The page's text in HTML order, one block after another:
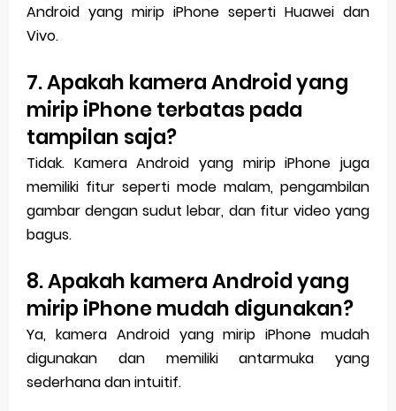
Android yang mirip iPhone seperti Huawei dan
Vivo.
7. Apakah kamera Android yang
mirip iPhone terbatas pada
tampilan saja?
Tidak. Kamera Android yang mirip iPhone juga
memiliki fitur seperti mode malam, pengambilan
gambar dengan sudut lebar, dan fitur video yang
bagus.
8. Apakah kamera Android yang
mirip iPhone mudah digunakan?
Ya, kamera Android yang mirip iPhone mudah
digunakan dan memiliki antarmuka yang
sederhana dan intuitif.